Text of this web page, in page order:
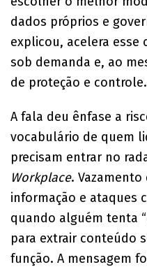
dados próprios e
explicou, acelera esse
sob demanda e, ao
de proteção e controle.
A fala deu ênfase a
vocabulário de quem
precisam entrar no
Workplace.
informação e ataques
quando alguém tenta
para extrair conteúdo
função. A mensagem